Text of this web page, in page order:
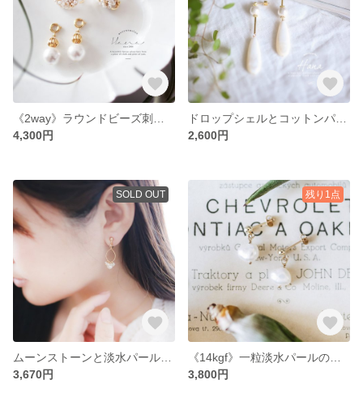
4,300円
2,600円
SOLD OUT
3,670円
残り1点
3,800円